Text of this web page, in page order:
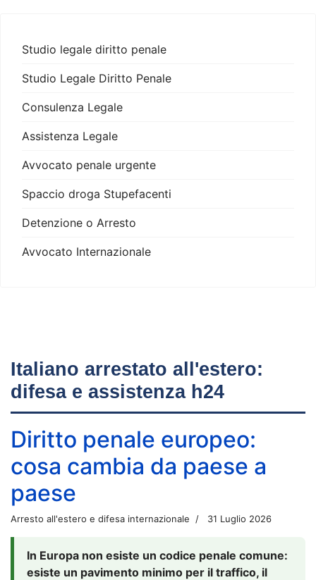
Studio legale diritto penale
Studio Legale Diritto Penale
Consulenza Legale
Assistenza Legale
Avvocato penale urgente
Spaccio droga Stupefacenti
Detenzione o Arresto
Avvocato Internazionale
Italiano arrestato all'estero:
difesa e assistenza h24
Diritto penale europeo:
cosa cambia da paese a
paese
Arresto all'estero e difesa internazionale 31 Luglio 2026
In Europa non esiste un codice penale comune:
esiste un pavimento minimo per il traffico, il